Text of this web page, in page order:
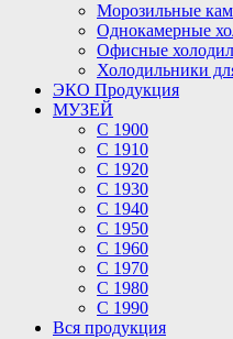
Морозильные
Однокамерные
Офисные
Холодильники
ЭКО Продукция
МУЗЕЙ
С 1900
С 1910
C 1920
С 1930
С 1940
С 1950
С 1960
С 1970
С 1980
С 1990
Вся продукция